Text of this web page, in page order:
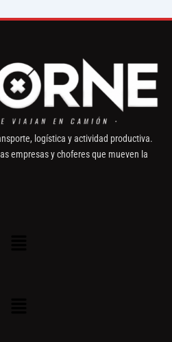
logística y actividad productiva.
empresas y choferes que mueven la